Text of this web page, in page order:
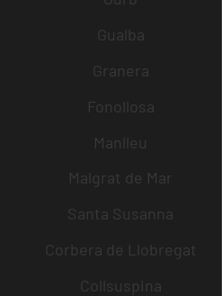
Gualba
Granera
Fonollosa
Manlleu
Malgrat de Mar
Santa Susanna
Corbera de Llobregat
Collsuspina